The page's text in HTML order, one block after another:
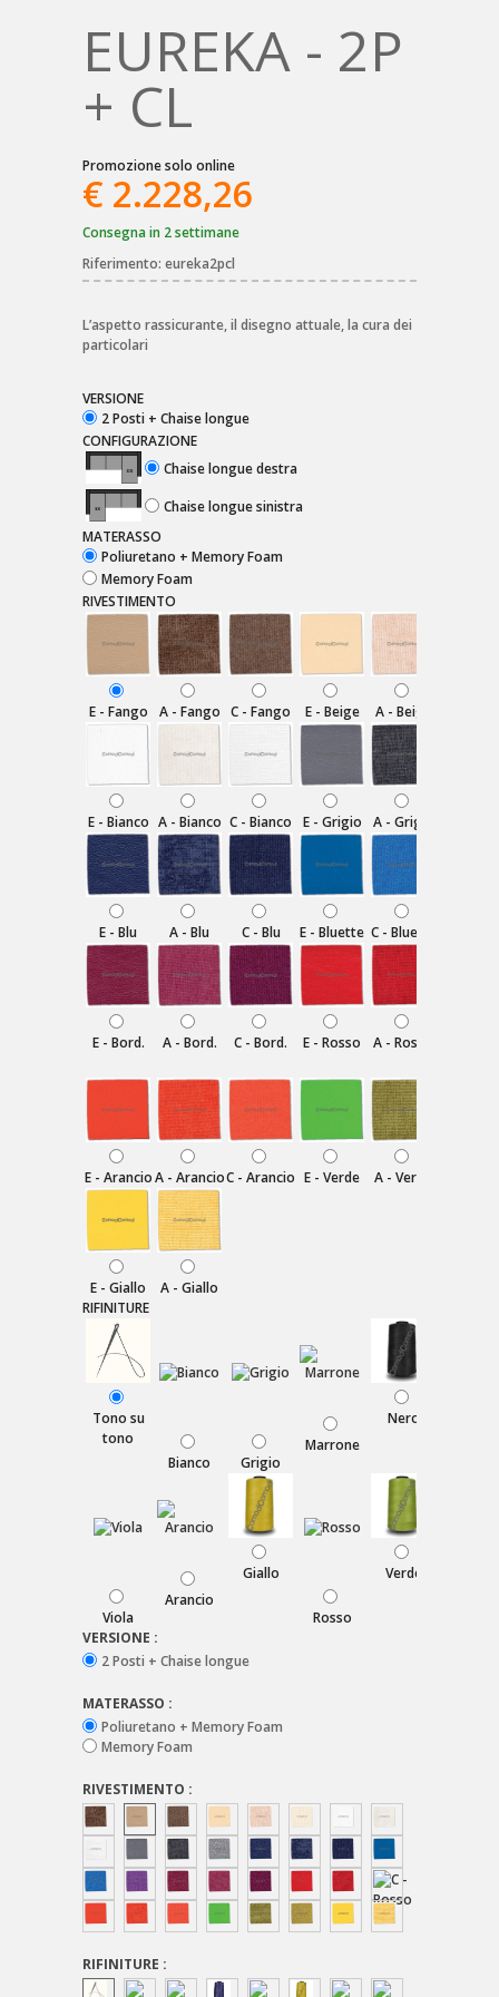
EUREKA - 2P
+ CL
Promozione solo online
€ 2.228,26
Consegna in 2 settimane
Riferimento: eureka2pcl
L’aspetto rassicurante, il disegno attuale, la cura dei
particolari
VERSIONE
2 Posti + Chaise longue
CONFIGURAZIONE
Chaise longue destra
Chaise longue sinistra
MATERASSO
Poliuretano + Memory Foam
Memory Foam
RIVESTIMENTO
E - Fango A - Fango C - Fango E - Beige A - Beige
E - Bianco A - Bianco C - Bianco E - Grigio A - Grigio
E - Blu A - Blu C - Blu E - Bluette C - Bluette
E - Bord. A - Bord. C - Bord. E - Rosso
A - Rosso
E - ArancioA - ArancioC - Arancio E - Verde A - Verde
E - Giallo
A - Giallo
RIFINITURE
Tono su
tono
Bianco
Grigio
Marrone
Nero
Viola
Arancio
Giallo
Rosso
Verde
VERSIONE :
2 Posti + Chaise longue
MATERASSO :
Poliuretano + Memory Foam
Memory Foam
RIVESTIMENTO :
RIFINITURE :